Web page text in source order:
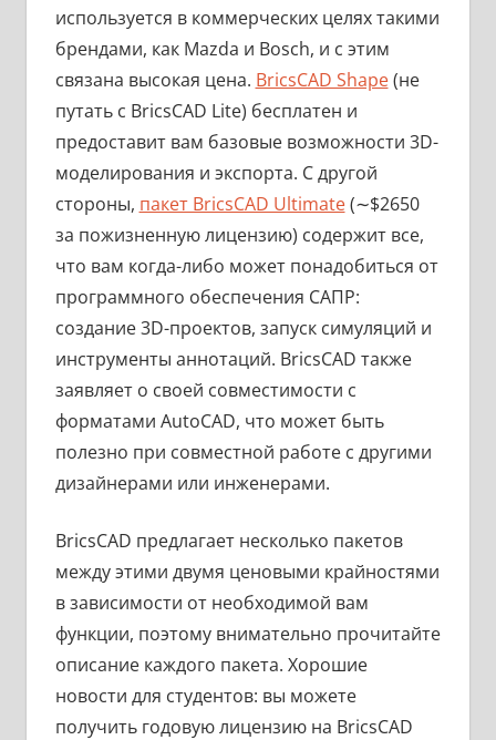
используется в коммерческих целях такими
брендами, как Mazda и Bosch, и с этим
связана высокая цена. BricsCAD Shape(не
путать с BricsCAD Lite) бесплатен и
предоставит вам базовые возможности 3D-
моделирования и экспорта. С другой
стороны, пакет BricsCAD Ultimate(∼$2650
за пожизненную лицензию) содержит все,
что вам когда-либо может понадобиться от
программного обеспечения САПР:
создание 3D-проектов, запуск симуляций и
инструменты аннотаций. BricsCAD также
заявляет о своей совместимости с
форматами AutoCAD, что может быть
полезно при совместной работе с другими
дизайнерами или инженерами.
BricsCAD предлагает несколько пакетов
между этими двумя ценовыми крайностями
в зависимости от необходимой вам
функции, поэтому внимательно прочитайте
описание каждого пакета. Хорошие
новости для студентов: вы можете
получить годовую лицензию на BricsCAD